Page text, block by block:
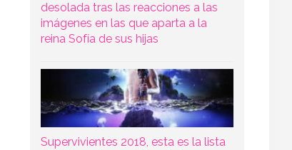
desolada tras las reacciones a las
imágenes en las que aparta a la
reina Sofía de sus hijas
Supervivientes 2018, esta es la lista